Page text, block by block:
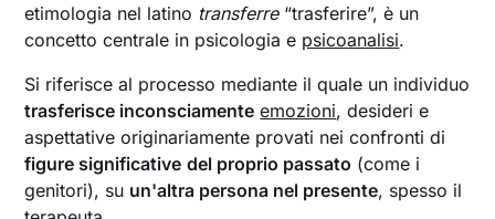
etimologia nel latino transferre“trasferire”, è un
concetto centrale in psicologia e psicoanalisi.
Si riferisce al processo mediante il quale un individuo
trasferisce inconsciamente emozioni, desideri e
aspettative originariamente provati nei confronti di
figure significative del proprio passato (come i
genitori), su un'altra persona nel presente, spesso il